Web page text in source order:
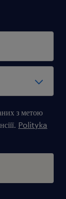
з метою
Polityka